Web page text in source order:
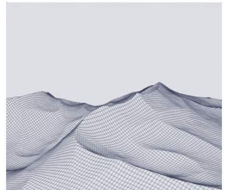
Canes rehabplate er laget av EPS og aluminium (AW-
1050A). Platene leveres i tykkelsen 20 mm, med ferdig
utfreste spor for vannrør.
Platene er helfolierte, og hver plate kan brukes som
henholdsvis standard-, vende- eller tilførselelement.
Kjøp her
Oppdag mer